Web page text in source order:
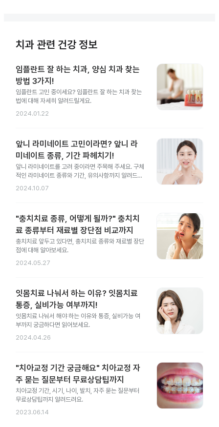
치과 관련 건강 정보
임플란트 잘 하는 치과, 양심 치과 찾는
방법 3가지!
임플란트 고민 중이세요? 임플란트 잘 하는 치과 찾는
법에 대해 자세히 알려드릴게요.
2024.01.22
앞니 라미네이트 고민이라면? 앞니 라
미네이트 종류, 기간 파헤치기!
앞니 라미네이트를 고려 중이라면 주목해 주세요. 구체
적인 라미네이트 종류와 기간, 유의사항까지 알려드릴
게요.
2024.10.07
"충치치료 종류, 어떻게 될까?" 충치치
료 종류부터 재료별 장단점 비교까지
충치치료 앞두고 있다면, 충치치료 종류와 재료별 장단
점에 대해 알아보세요.
2024.05.27
잇몸치료 나눠서 하는 이유? 잇몸치료
통증, 실비가능 여부까지!
잇몸치료 나눠서 해야 하는 이유와 통증, 실비가능 여
부까지 궁금하다면 읽어보세요.
2024.04.26
"치아교정 기간 궁금해요" 치아교정 자
주 묻는 질문부터 무료상담팁까지
치아교정 기간, 시기, 나이, 발치, 자주 묻는 질문부터
무료상담팁까지 알려드려요.
2023.06.14